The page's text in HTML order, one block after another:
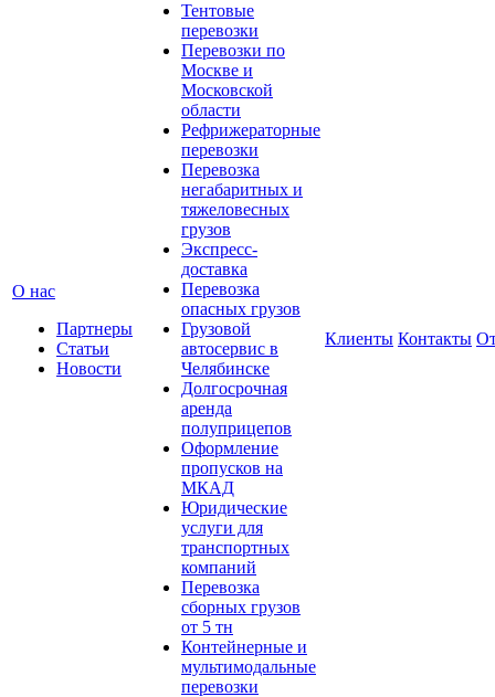
О нас
Партнеры
Статьи
Новости
Тентовые
перевозки
Перевозки по
Москве и
Московской
области
Рефрижераторные
перевозки
Перевозка
негабаритных и
тяжеловесных
грузов
Экспресс-
доставка
Перевозка
опасных грузов
Грузовой
автосервис в
Челябинске
Долгосрочная
аренда
полуприцепов
Оформление
пропусков на
МКАД
Юридические
услуги для
транспортных
компаний
Перевозка
сборных грузов
от 5 тн
Контейнерные и
мультимодальные
перевозки
Клиенты Контакты